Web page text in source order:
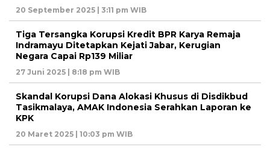
20 September 2025 | 3:11 pm WIB
Tiga Tersangka Korupsi Kredit BPR Karya Remaja
Indramayu Ditetapkan Kejati Jabar, Kerugian
Negara Capai Rp139 Miliar
27 Juni 2025 | 8:18 pm WIB
Skandal Korupsi Dana Alokasi Khusus di Disdikbud
Tasikmalaya, AMAK Indonesia Serahkan Laporan ke
KPK
20 Maret 2025 | 10:03 pm WIB